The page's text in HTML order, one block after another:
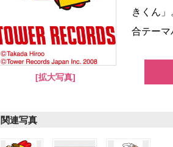
[拡大写真]
きくん
合テーマ
関連写真